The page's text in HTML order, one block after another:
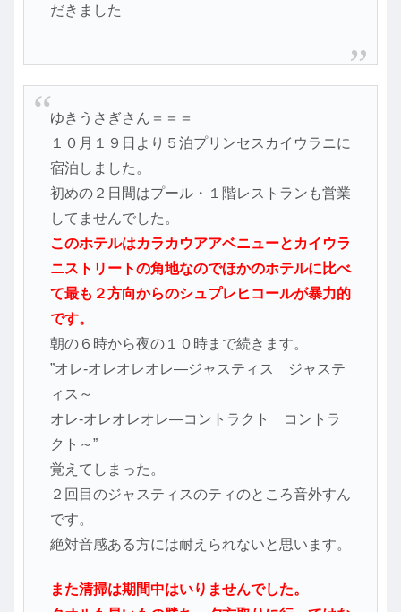
だきました
ゆきうさぎさん＝＝＝
１０月１９日より５泊プリンセスカイウラニに
宿泊しました。
初めの２日間はプール・１階レストランも営業
してませんでした。
このホテルはカラカウアアベニューとカイウラ
ニストリートの角地なのでほかのホテルに比べ
て最も２方向からのシュプレヒコールが暴力的
です。
朝の６時から夜の１０時まで続きます。
”オレ‐オレオレオレ―ジャスティス ジャステ
ィス～
オレ‐オレオレオレ―コントラクト コントラ
クト～”
覚えてしまった。
２回目のジャスティスのティのところ音外すん
です。
絶対音感ある方には耐えられないと思います。
また清掃は期間中はいりませんでした。